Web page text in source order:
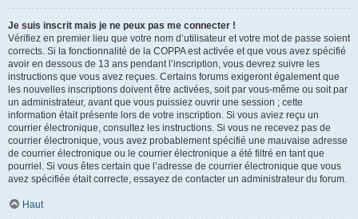
Je suis inscrit mais je ne peux pas me connecter !
Vérifiez en premier lieu que votre nom d’utilisateur et votre mot de passe soient
corrects. Si la fonctionnalité de la COPPA est activée et que vous avez spécifié
avoir en dessous de 13 ans pendant l’inscription, vous devrez suivre les
instructions que vous avez reçues. Certains forums exigeront également que
les nouvelles inscriptions doivent être activées, soit par vous-même ou soit par
un administrateur, avant que vous puissiez ouvrir une session ; cette
information était présente lors de votre inscription. Si vous aviez reçu un
courrier électronique, consultez les instructions. Si vous ne recevez pas de
courrier électronique, vous avez probablement spécifié une mauvaise adresse
de courrier électronique ou le courrier électronique a été filtré en tant que
pourriel. Si vous êtes certain que l’adresse de courrier électronique que vous
avez spécifiée était correcte, essayez de contacter un administrateur du forum.
Haut